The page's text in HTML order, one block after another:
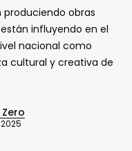
produciendo obras
influyendo en el
nacional como
cultural y creativa de